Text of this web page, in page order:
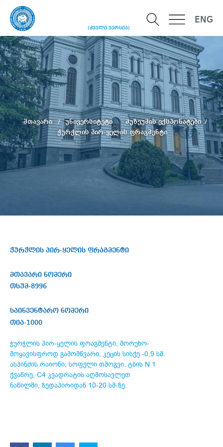
(ძველი ვერსია)
ENG
მთავარი უნივერსიტეტი
მუზეუმის ექსპონატები
ჭურჭლის პირ-ყელის ფრაგმენტი
ჭურჭლის პირ-ყელის ფრაგმენტი
მთავარი ნომერი
თსუმ-8996
საინვენტარო ნომერი
თია-1000
ჭურჭლის პირ-ყელის ფრაგმენტი, მორუხო-
მოყავისფროდ გამომწვარი, კეცის სისქე -0,9 სმ.
ასპინძის რაიონი, სოფელი თმოგვი. ტბის N 1
ქვაწრე, C4 კვადრატის აღმოსავლეთ
ნაწილში, ზედაპირიდან 10-20 სმ-ზე.